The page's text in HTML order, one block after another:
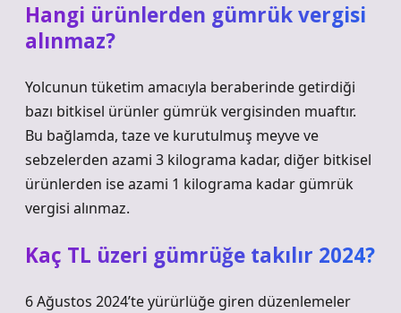
Hangi ürünlerden gümrük vergisi
alınmaz?
Yolcunun tüketim amacıyla beraberinde getirdiği
bazı bitkisel ürünler gümrük vergisinden muaftır.
Bu bağlamda, taze ve kurutulmuş meyve ve
sebzelerden azami 3 kilograma kadar, diğer bitkisel
ürünlerden ise azami 1 kilograma kadar gümrük
vergisi alınmaz.
Kaç TL üzeri gümrüğe takılır 2024?
6 Ağustos 2024’te yürürlüğe giren düzenlemeler